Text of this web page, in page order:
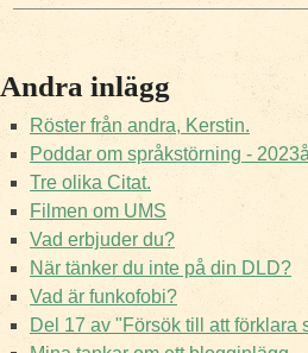
Andra inlägg
Röster från andra, Kerstin.
Poddar om språkstörning -
Tre olika Citat.
Filmen om UMS
Vad erbjuder du?
När tänker du inte på din DLD?
Vad är funkofobi?
Del 17 av "Försök till att förklara